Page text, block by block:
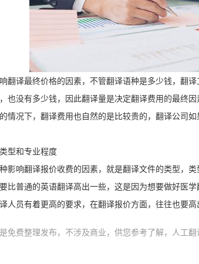
翻译最终价格的因素，不管翻译语种是多少钱，翻
也没有多少钱，因此翻译量是决定翻译费用的最终
情况下，翻译费用也自然的是比较贵的，翻译公司
型和专业程度
影响翻译报价收费的因素，就是翻译文件的类型，
比普通的英语翻译高出一些，这是因为想要做好医
人员有着更高的要求，在翻译报价方面，往往也要高
免费整理发布，不涉及商业，供您参考了解，人工翻